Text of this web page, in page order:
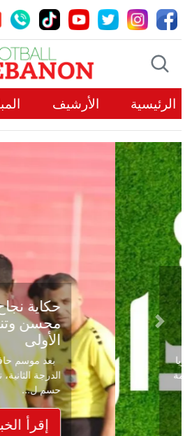
الرئيسية الأرشيف
حكاية نجاح تبدأ من
محسن وتنتهي في
الأولى
بعد موسم حافل بالإثارة
الدرجة الثانية، نجح الإخاء
حسم ل...
إقرأ الخبر
Previous